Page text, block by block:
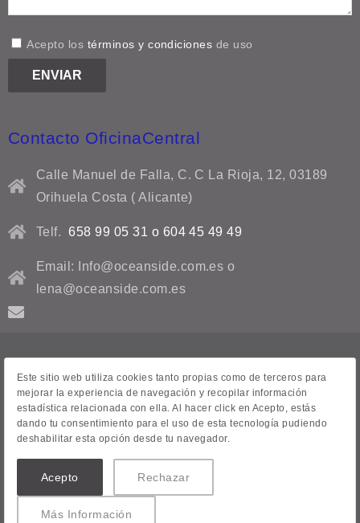
Acepto los términos y condiciones de uso
Contacto OficinaCentral
Calle Manuel de Falla, C. C La Rioja, 12, 03189
Orihuela Costa ( Alicante)
Telf. 658 99 05 31 o 604 45 49 49
Email: Info@oceanside.com.es o
lena@oceanside.com.es
Contacto
Venta de casas
Todas las propiedades
© 2026 oceanside.com.es. Creado con
Este sitio web utiliza cookies tanto propias como de terceros para
mejorar la experiencia de navegación y recopilar información
estadística relacionada con ella. Al hacer click en Acepto, estás
dando tu consentimiento para el uso de esta tecnología pudiendo
deshabilitar esta opción desde tu navegador.
Acepto Rechazar
Más Información